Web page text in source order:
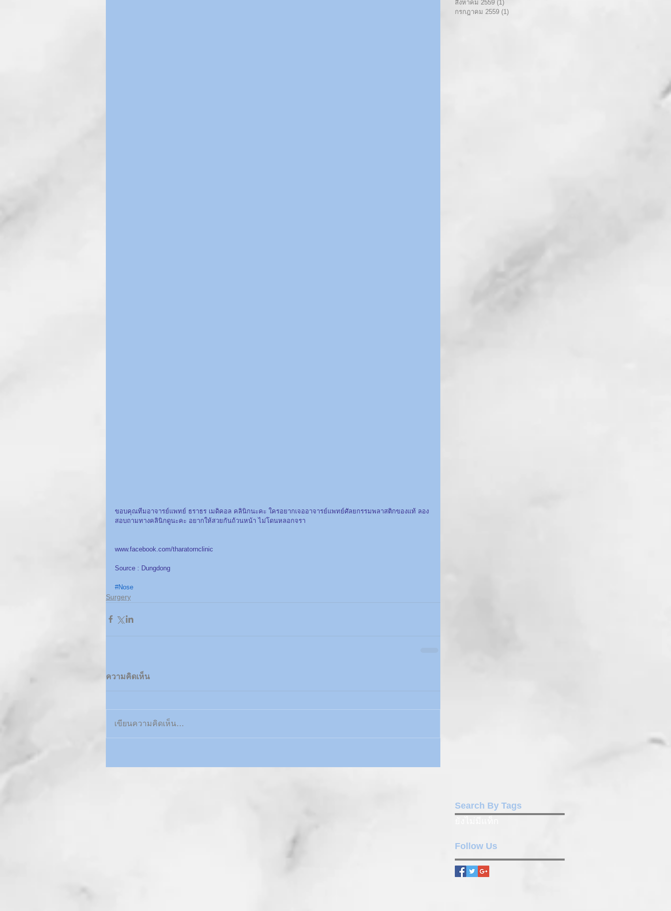
ขอบคุณทีมอาจารย์แพทย์ ธราธร เมดิคอล คลินิกนะคะ ใครอยากเจออาจารย์แพทย์ศัลยกรรมพลาสติกของแท้ ลอง
สอบถามทางคลินิกดูนะคะ อยากให้สวยกันถ้วนหน้า ไม่โดนหลอกจรา
www.facebook.com/tharatornclinic
Source : Dungdong
#Nose
Surgery
ความคิดเห็น
เขียนความคิดเห็น…
สิงหาคม 2559 (1)
กรกฎาคม 2559 (1)
Search By Tags
Follow Us